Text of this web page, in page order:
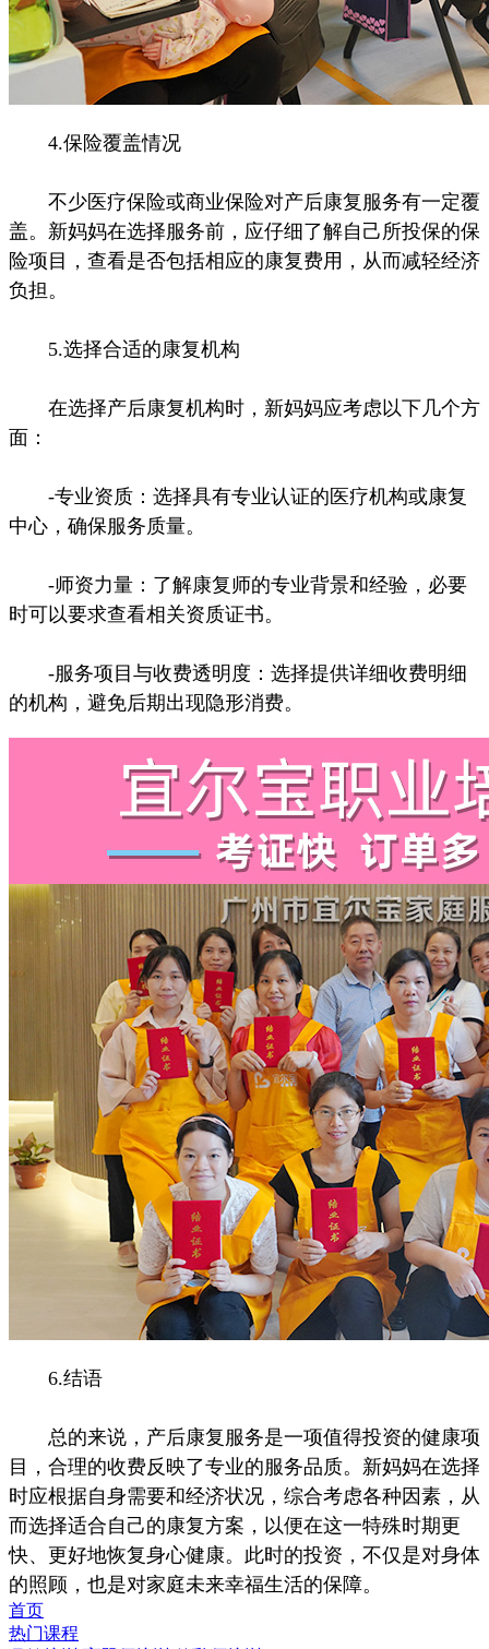
4.保险覆盖情况
不少医疗保险或商业保险对产后康复服务有一定覆
盖。新妈妈在选择服务前，应仔细了解自己所投保的保
险项目，查看是否包括相应的康复费用，从而减轻经济
负担。
5.选择合适的康复机构
在选择产后康复机构时，新妈妈应考虑以下几个方
面：
-专业资质：选择具有专业认证的医疗机构或康复
中心，确保服务质量。
-师资力量：了解康复师的专业背景和经验，必要
时可以要求查看相关资质证书。
-服务项目与收费透明度：选择提供详细收费明细
的机构，避免后期出现隐形消费。
6.结语
总的来说，产后康复服务是一项值得投资的健康项
目，合理的收费反映了专业的服务品质。新妈妈在选择
时应根据自身需要和经济状况，综合考虑各种因素，从
而选择适合自己的康复方案，以便在这一特殊时期更
快、更好地恢复身心健康。此时的投资，不仅是对身体
的照顾，也是对家庭未来幸福生活的保障。
首页
热门课程